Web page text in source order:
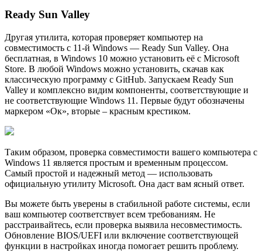
Ready Sun Valley
Другая утилита, которая проверяет компьютер на
совместимость с 11-й Windows — Ready Sun Valley. Она
бесплатная, в Windows 10 можно установить её с Microsoft
Store. В любой Windows можно установить, скачав как
классическую программу с GitHub. Запускаем Ready Sun
Valley и комплексно видим компоненты, соответствующие и
не соответствующие Windows 11. Первые будут обозначены
маркером «Ок», вторые – красным крестиком.
Таким образом, проверка совместимости вашего компьютера с
Windows 11 является простым и временным процессом.
Самый простой и надежный метод — использовать
официальную утилиту Microsoft. Она даст вам ясный ответ.
Вы можете быть уверены в стабильной работе системы, если
ваш компьютер соответствует всем требованиям. Не
расстраивайтесь, если проверка выявила несовместимость.
Обновление BIOS/UEFI или включение соответствующей
функции в настройках иногда помогает решить проблему.